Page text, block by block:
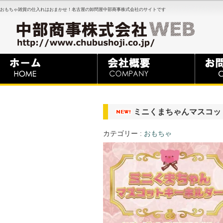
おもちゃ雑貨の仕入れはおまかせ！名古屋の卸問屋中部商事株式会社のサイトです
ミニくまちゃんマスコ
カテゴリー : おもちゃ